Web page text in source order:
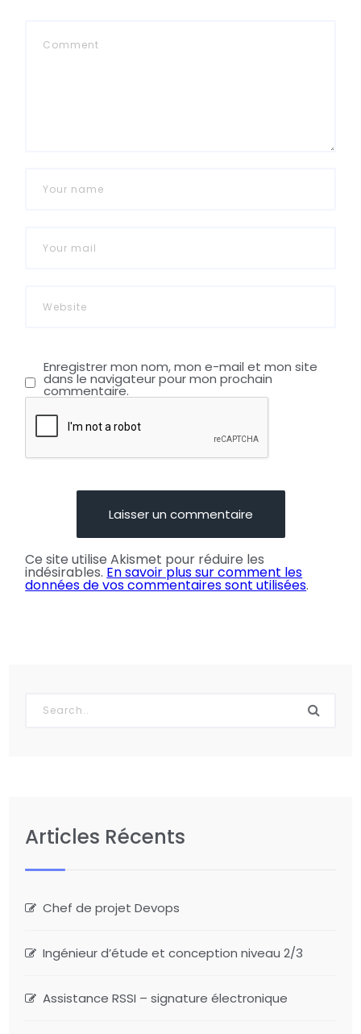
Enregistrer mon nom, mon e-mail et mon site
dans le navigateur pour mon prochain
commentaire.
Ce site utilise Akismet pour réduire les
indésirables. En savoir plus sur comment les
données de vos commentaires sont utilisées.
Articles Récents
Chef de projet Devops
Ingénieur d’étude et conception niveau 2/3
Assistance RSSI – signature électronique